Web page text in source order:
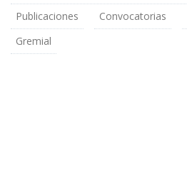
Publicaciones
Convocatorias
Gremial